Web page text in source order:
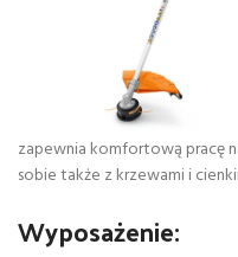
zapewnia komfortową pracę
sobie także z krzewami i
Wyposażenie: